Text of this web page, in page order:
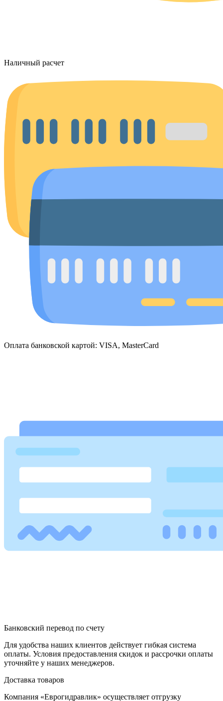
Наличный расчет
Оплата банковской картой: VISA, MasterCard
Банковский перевод по счету
Для удобства наших клиентов действует гибкая система
оплаты. Условия предоставления скидок и рассрочки оплаты
уточняйте у наших менеджеров.
Доставка товаров
Компания «Еврогидравлик» осуществляет отгрузку